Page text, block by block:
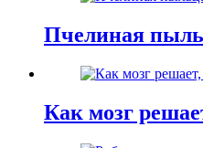
Пчелиная
Как мозг